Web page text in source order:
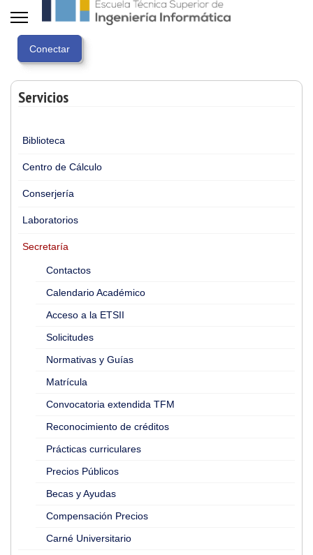
Servicios
Biblioteca
Centro de Cálculo
Conserjería
Laboratorios
Secretaría
Contactos
Calendario Académico
Acceso a la ETSII
Solicitudes
Normativas y Guías
Matrícula
Convocatoria extendida TFM
Reconocimiento de créditos
Prácticas curriculares
Precios Públicos
Becas y Ayudas
Compensación Precios
Carné Universitario